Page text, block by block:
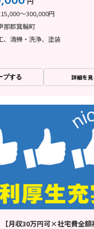
～300,000円
那郡箕輪町
、清掃・洗浄、塗装
プする 詳細を見
【月収30万円可×社宅費全額